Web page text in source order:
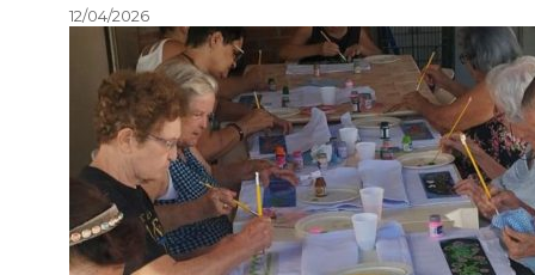
12/04/2026